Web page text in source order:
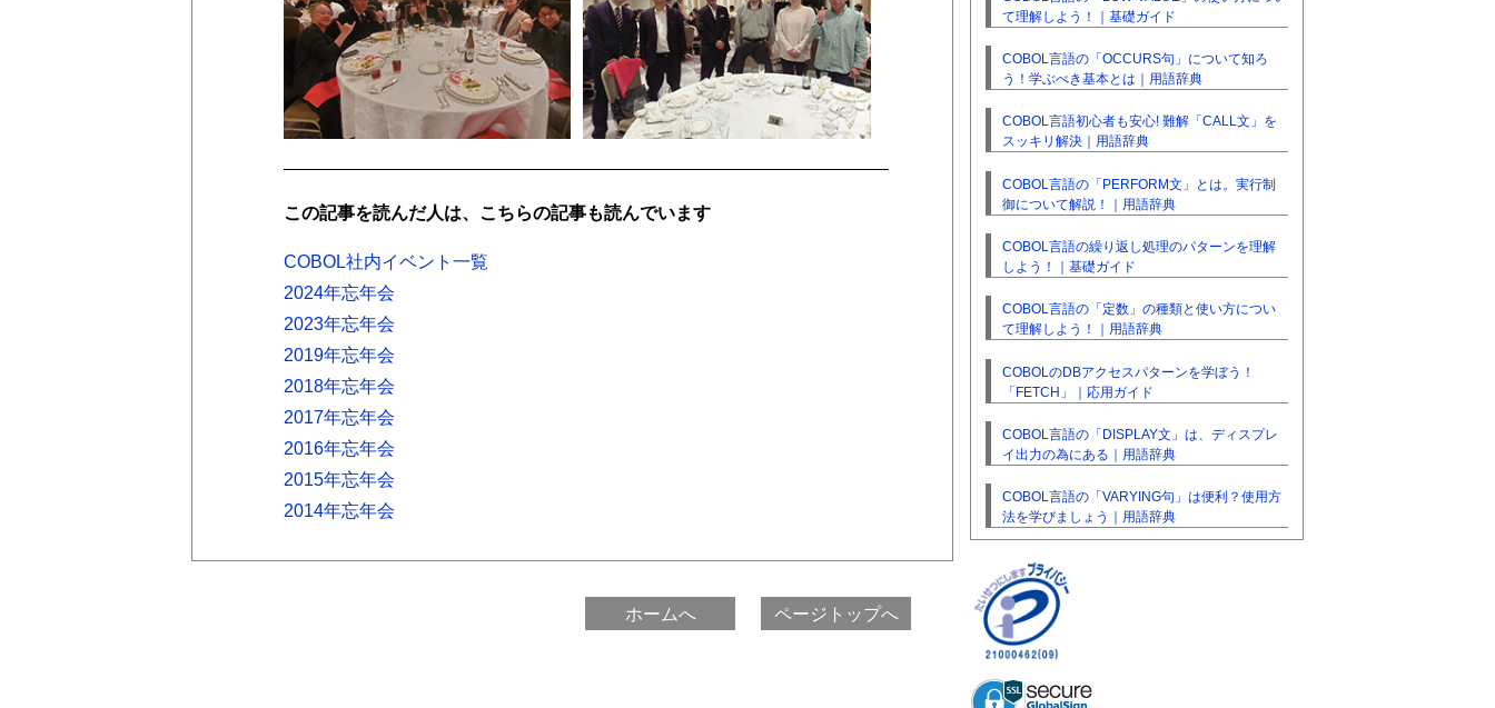
この記事を読んだ人は、こちらの記事も読んでいます
COBOL社内イベント一覧
2024年忘年会
2023年忘年会
2019年忘年会
2018年忘年会
2017年忘年会
2016年忘年会
2015年忘年会
2014年忘年会
ホームへ ページトップへ
て理解しよう！｜基礎ガイド
COBOL言語の「OCCURS句」について知ろ
う！学ぶべき基本とは｜用語辞典
COBOL言語初心者も安心! 難解「CALL文」を
スッキリ解決｜用語辞典
COBOL言語の「PERFORM文」とは。実行制
御について解説！｜用語辞典
COBOL言語の繰り返し処理のパターンを理解
しよう！｜基礎ガイド
COBOL言語の「定数」の種類と使い方につい
て理解しよう！｜用語辞典
COBOLのDBアクセスパターンを学ぼう！
「FETCH」｜応用ガイド
COBOL言語の「DISPLAY文」は、ディスプレ
イ出力の為にある｜用語辞典
COBOL言語の「VARYING句」は便利？使用方
法を学びましょう｜用語辞典